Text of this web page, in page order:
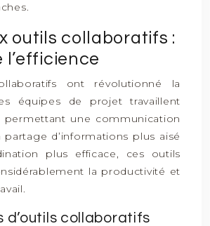
outils collaboratifs :
l’efficience
ont révolutionné la
équipes de projet travaillent
permettant une communication
d’informations plus aisé
plus efficace, ces outils
la productivité et
d’outils collaboratifs